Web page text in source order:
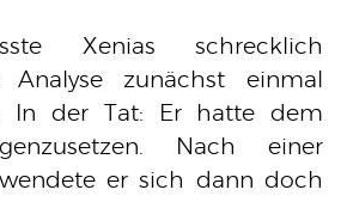
Xenias schrecklich
Analyse zunächst einmal
In der Tat: Er hatte dem
Nach einer
er sich dann doch